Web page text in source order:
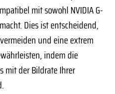
mit sowohl NVIDIA G-
Dies ist entscheidend,
und eine extrem
indem die
mit der Bildrate Ihrer